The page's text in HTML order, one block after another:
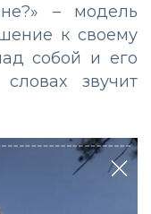
– модель
к своему
собой и его
звучит